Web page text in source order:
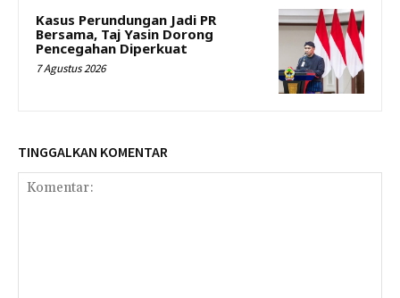
Kasus Perundungan Jadi PR
Bersama, Taj Yasin Dorong
Pencegahan Diperkuat
7 Agustus 2026
TINGGALKAN KOMENTAR